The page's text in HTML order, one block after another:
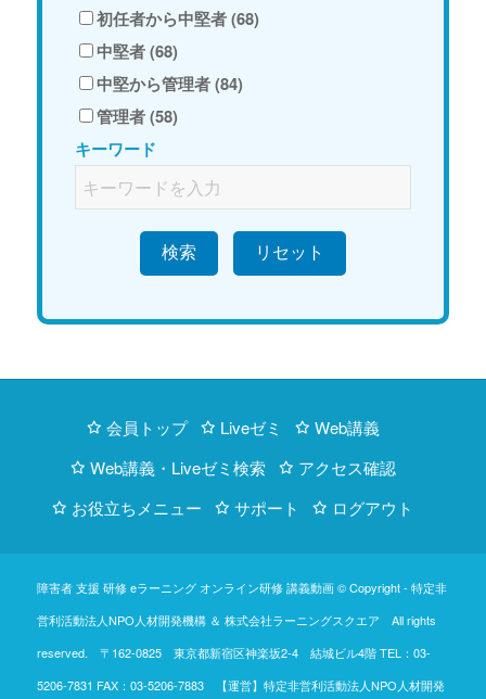
初任者から中堅者 (68)
中堅者 (68)
中堅から管理者 (84)
管理者 (58)
キーワード
検索
会員トップ Liveゼミ
Web講義
Web講義・Liveゼミ検索
アクセス確認
お役立ちメニュー
サポート ログアウト
障害者 支援 研修 eラーニング オンライン研修 講義動画 © Copyright - 特定非
営利活動法人NPO人材開発機構＆ 株式会社ラーニングスクエア All rights
reserved. 〒162-0825 東京都新宿区神楽坂2-4 結城ビル4階TEL：03-
5206-7831 FAX：03-5206-7883 【運営】特定非営利活動法人NPO人材開発